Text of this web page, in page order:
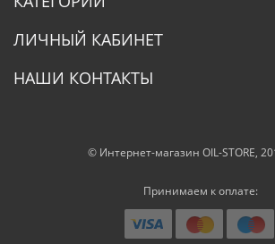
ЛИЧНЫЙ КАБИНЕТ
НАШИ КОНТАКТЫ
© Интернет-магазин OIL-STORE,
Принимаем к оплате: